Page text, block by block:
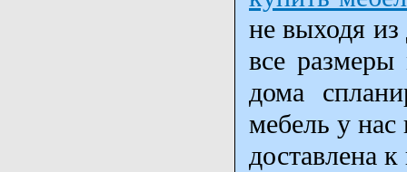
не выходя
все
дома
мебель у
доставлена